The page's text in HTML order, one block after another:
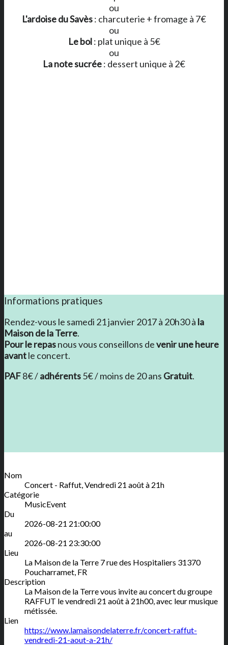
ou
L'ardoise du Savès: charcuterie + fromage à 7€
ou
Le bol: plat unique à 5€
ou
La note sucrée: dessert unique à 2€
Informations pratiques
Rendez-vous le samedi 21 janvier 2017 à 20h30 à la
Maison de la Terre.
Pour le repasnous vous conseillons devenir une heure
avantle concert.
PAF8€ /adhérents5€ / moins de 20 ans Gratuit.
Nom
Concert - Raffut, Vendredi 21 août à 21h
Catégorie
MusicEvent
Du
2026-08-21 21:00:00
au
2026-08-21 23:30:00
Lieu
La Maison de la Terre 7 rue des Hospitaliers 31370
Poucharramet, FR
Description
La Maison de la Terre vous invite au concert du groupe
RAFFUT le vendredi 21 août à 21h00, avec leur musique
métissée.
Lien
https://www.lamaisondelaterre.fr/concert-raffut-
vendredi-21-aout-a-21h/